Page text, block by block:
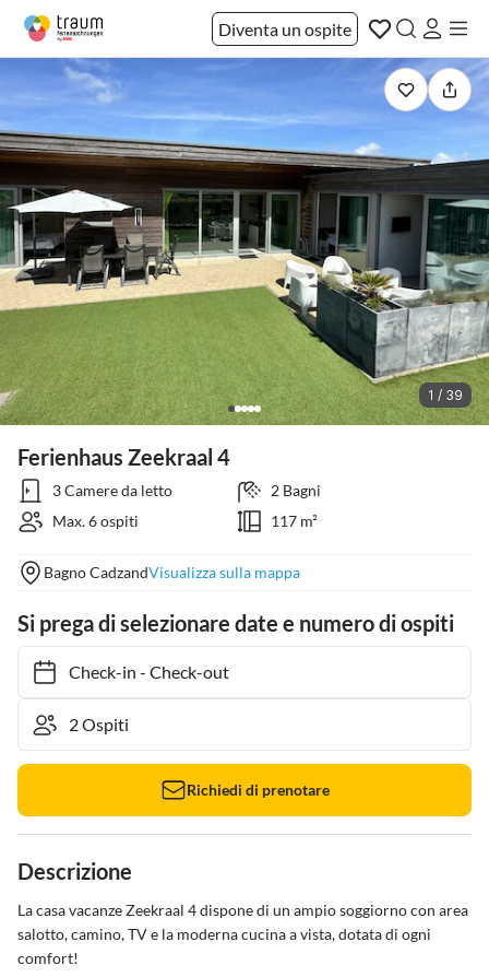
Diventa un ospite
1 / 39
Ferienhaus Zeekraal 4
3 Camere da letto
2 Bagni
Max. 6 ospiti
117 m²
Bagno CadzandVisualizza sulla mappa
Si prega di selezionare date e numero di ospiti
Check-in- Check-out
Richiedi di prenotare
Descrizione
La casa vacanze Zeekraal 4 dispone di un ampio soggiorno con area
salotto, camino, TV e la moderna cucina a vista, dotata di ogni
comfort!